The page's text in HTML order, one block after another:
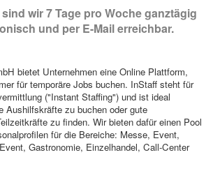
wir 7 Tage pro Woche ganztägig
und per E-Mail erreichbar.
bietet Unternehmen eine Online Plattform,
für temporäre Jobs buchen. InStaff steht für
("Instant Staffing") und ist ideal
Aushilfskräfte zu buchen oder gute
zu finden. Wir bieten dafür einen Pool
für die Bereiche: Messe, Event,
Gastronomie, Einzelhandel, Call-Center